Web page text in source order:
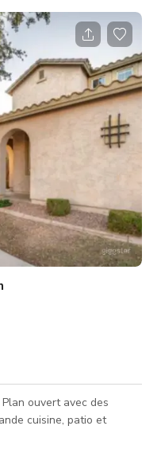
Beaucoup de places
toute question,
ouvert avec des
cuisine, patio et